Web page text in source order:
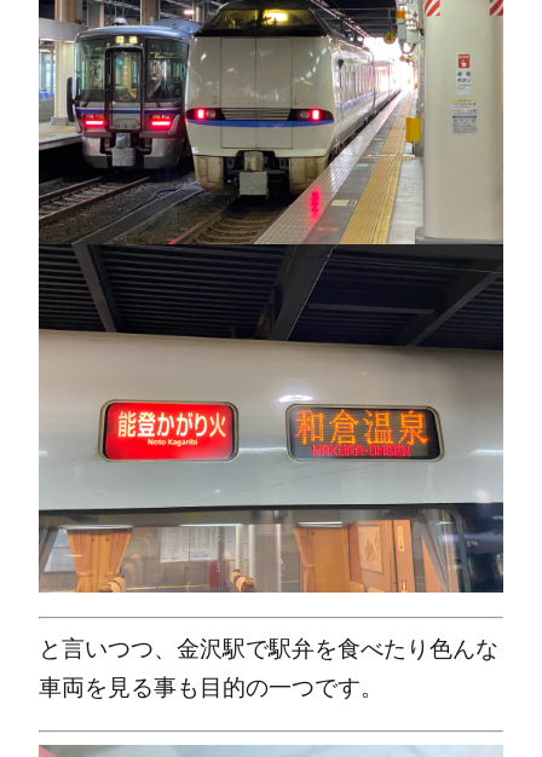
と言いつつ、金沢駅で駅弁を食べたり色んな
車両を見る事も目的の一つです。